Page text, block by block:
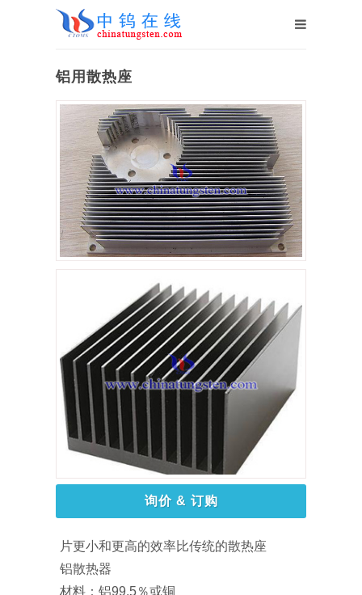
铝用散热座
询价 & 订购
片更小和更高的效率比传统的散热座
铝散热器
材料：铝99.5％或铜